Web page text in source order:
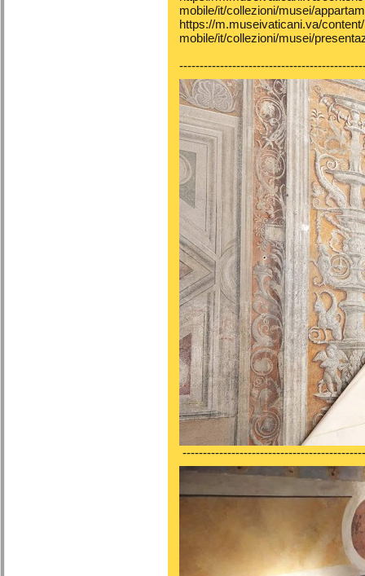
mobile/it/collezioni/musei/
https://m.museivaticani.va/
mobile/it/collezioni/musei/